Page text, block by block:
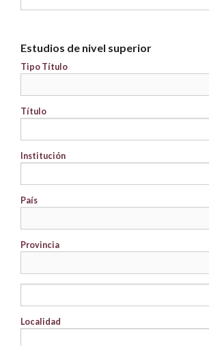
Estudios de nivel superior
Tipo Título
Título
Institución
País
Provincia
Localidad